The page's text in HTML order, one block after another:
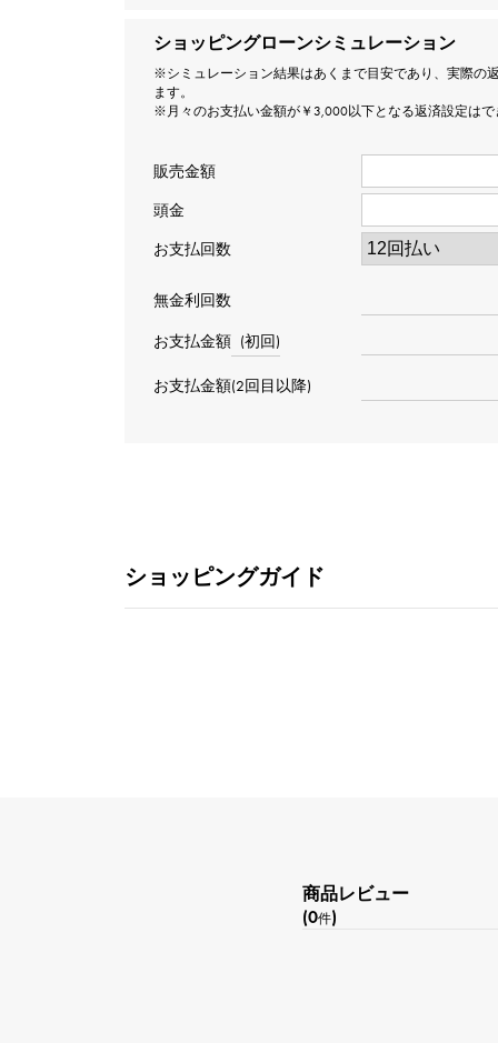
ショッピングローンシミュレーション
※シミュレーション結果はあくまで目安であり、実際の
ます。
※月々のお支払い金額が￥3,000以下となる返済設定はで
販売金額
頭金
お支払回数
無金利回数
お支払金額 (初回)
お支払金額(2回目以降)
ショッピングガイド
商品レビュー
(0件)